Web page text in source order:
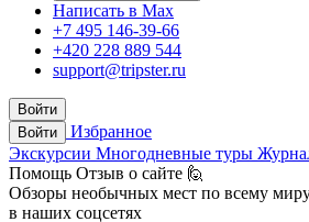
Написать в Max
+7 495 146-39-66
+420 228 889 544
support@tripster.ru
Войти
Войти
Избранное
Экскурсии Многодневные туры
Помощь Отзыв о сайте 🙋
Обзоры необычных мест по всему
в наших соцсетях